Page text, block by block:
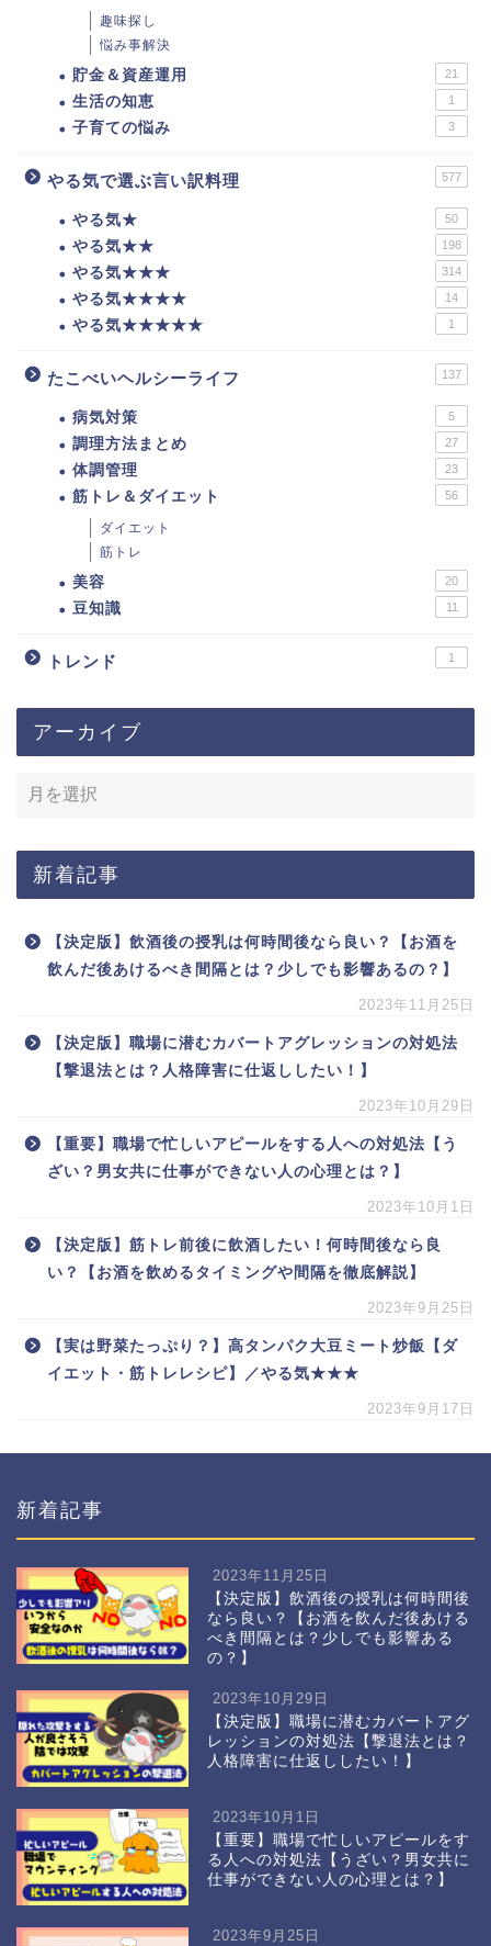
趣味探し
悩み事解決
貯金＆資産運用 21
生活の知恵 1
子育ての悩み 3
やる気で選ぶ言い訳料理 577
やる気★ 50
やる気★★ 198
やる気★★★ 314
やる気★★★★ 14
やる気★★★★★ 1
たこべいヘルシーライフ 137
病気対策 5
調理方法まとめ 27
体調管理 23
筋トレ＆ダイエット 56
ダイエット
筋トレ
美容 20
豆知識 11
トレンド 1
アーカイブ
新着記事
【決定版】飲酒後の授乳は何時間後なら良い？【お酒を
飲んだ後あけるべき間隔とは？少しでも影響あるの？】
2023年11月25日
【決定版】職場に潜むカバートアグレッションの対処法
【撃退法とは？人格障害に仕返ししたい！】
2023年10月29日
【重要】職場で忙しいアピールをする人への対処法【う
ざい？男女共に仕事ができない人の心理とは？】
2023年10月1日
【決定版】筋トレ前後に飲酒したい！何時間後なら良
い？【お酒を飲めるタイミングや間隔を徹底解説】
2023年9月25日
【実は野菜たっぷり？】高タンパク大豆ミート炒飯【ダ
イエット・筋トレレシピ】／やる気★★★
2023年9月17日
新着記事
2023年11月25日
【決定版】飲酒後の授乳は何時間後
なら良い？【お酒を飲んだ後あける
べき間隔とは？少しでも影響ある
の？】
2023年10月29日
【決定版】職場に潜むカバートアグ
レッションの対処法【撃退法とは？
人格障害に仕返ししたい！】
2023年10月1日
【重要】職場で忙しいアピールをす
る人への対処法【うざい？男女共に
仕事ができない人の心理とは？】
2023年9月25日